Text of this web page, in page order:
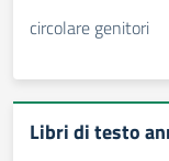
circolare genitori
Libri di testo